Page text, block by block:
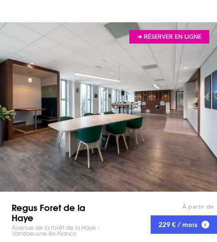
➔ RÉSERVER EN LIGNE
Regus Foret de la
Haye
Avenue de la forêt de la Haye -
Vandoeuvre-lès-Nancy
À partir de
229 € / mois